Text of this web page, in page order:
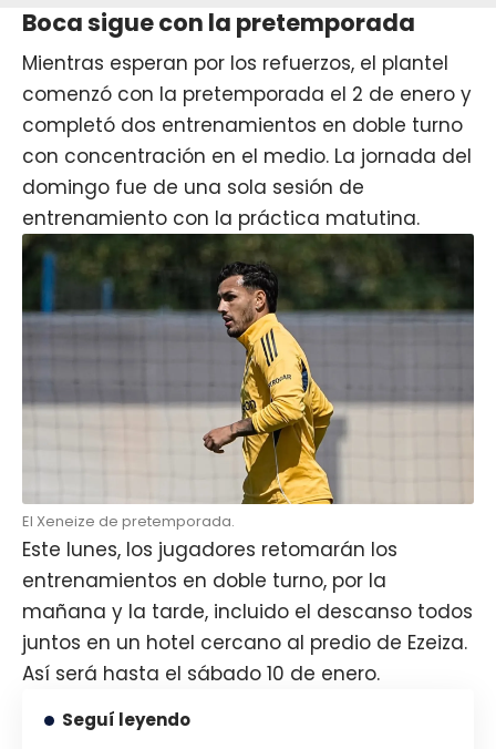
Boca sigue con la pretemporada
Mientras esperan por los refuerzos, el plantel
comenzó con la pretemporada el 2 de enero y
completó dos entrenamientos en doble turno
con concentración en el medio. La jornada del
domingo fue de una sola sesión de
entrenamiento con la práctica matutina.
El Xeneize de pretemporada.
Este lunes, los jugadores retomarán los
entrenamientos en doble turno, por la
mañana y la tarde, incluido el descanso todos
juntos en un hotel cercano al predio de Ezeiza.
Así será hasta el sábado 10 de enero.
Seguí leyendo